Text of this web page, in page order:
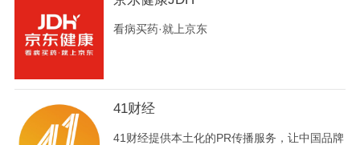
看病买药·就上京东
41财经
41财经提供本土化的PR传播服务，让中国品牌